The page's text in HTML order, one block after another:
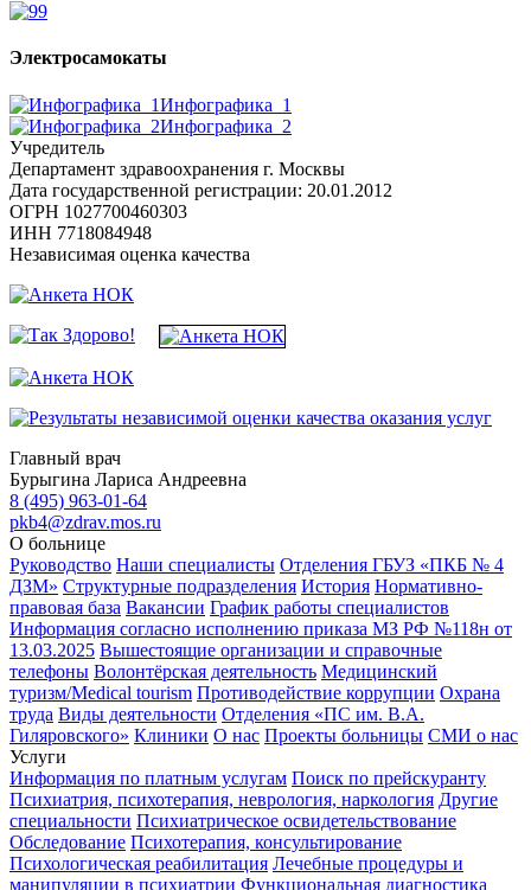
9
Электросамокаты
Инфографика_1
Инфографика_2
Учредитель
Департамент здравоохранения г. Москвы
Дата государственной регистрации: 20.01.2012
ОГРН 1027700460303
ИНН 7718084948
Независимая оценка качества
Главный врач
Бурыгина Лариса Андреевна
8 (495) 963-01-64
pkb4@zdrav.mos.ru
О больнице
Руководство Наши специалисты Отделения ГБУЗ «ПКБ № 4
ДЗМ» Структурные подразделения История Нормативно-
правовая база Вакансии График работы специалистов
Информация согласно исполнению приказа МЗ РФ №118н от
13.03.2025 Вышестоящие организации и справочные
телефоны Волонтёрская деятельность Медицинский
туризм/Medical tourism Противодействие коррупции Охрана
труда Виды деятельности Отделения «ПС им. В.А.
Гиляровского» Клиники О нас Проекты больницы СМИ о нас
Услуги
Информация по платным услугам Поиск по прейскуранту
Психиатрия, психотерапия, неврология, наркология Другие
специальности Психиатрическое освидетельствование
Обследование Психотерапия, консультирование
Психологическая реабилитация Лечебные процедуры и
манипуляции в психиатрии Функциональная диагностика